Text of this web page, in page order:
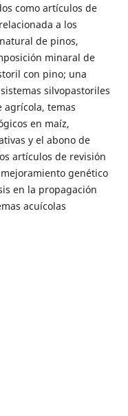
como artículos de
a los
de pinos,
minaral de
con pino; una
silvopastoriles
agrícola, temas
en maíz,
y el abono de
artículos de revisión
genético
en la propagación
acuícolas